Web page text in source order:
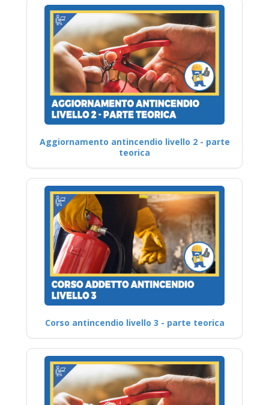
Aggiornamento antincendio livello 2 - parte
teorica
Corso antincendio livello 3 - parte teorica